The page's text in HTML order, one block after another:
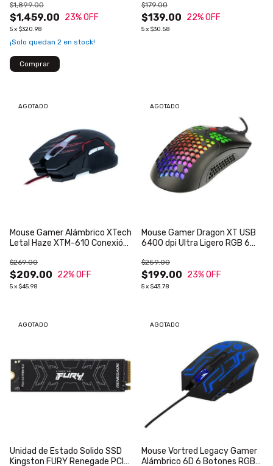
con Disipador
$1,459.00
$1,899.00
23% OFF
5x $320.98
¡Solo quedan 2 en stock!
Velocidades Sensor Óptico 6
Botones
$139.00
$179.00
22% OFF
5x $30.58
AGOTADO
Mouse Gamer Alámbrico XTech
Letal Haze XTM-610 Conexión
Velocidades Sensor Óptico 6
Botones
$209.00
$269.00
22% OFF
5x $45.98
AGOTADO
Mouse Gamer Dragon XT USB
6400 dpi Ultra Ligero RGB 6
$199.00
$259.00
23% OFF
5x $43.78
AGOTADO
Unidad de Estado Solido SSD
Kingston FURY Renegade PCIe
AGOTADO
Mouse Vortred Legacy Gamer
Alámbrico 6D 6 Botones RGB